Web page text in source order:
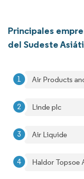
Principales
del Sudeste
Air Products
Linde plc
Air Liquide
Haldor Topsoe